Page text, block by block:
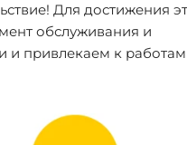
Для достижения
обслуживания и
и привлекаем к работам